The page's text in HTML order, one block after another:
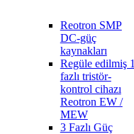
Reotron SMP
DC-güç
kaynakları
Regüle edilmiş 1
fazlı tristör-
kontrol cihazı
Reotron EW /
MEW
3 Fazlı Güç